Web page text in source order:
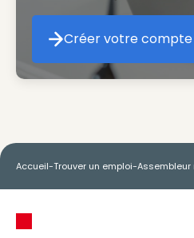
Créer
Créer votre compte
Accueil-Trouver un emploi-Assembleur